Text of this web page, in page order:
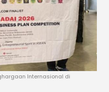
Internasional di